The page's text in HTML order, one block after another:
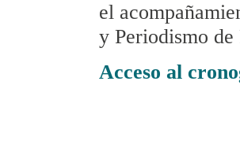
el
y Periodismo
Acceso al